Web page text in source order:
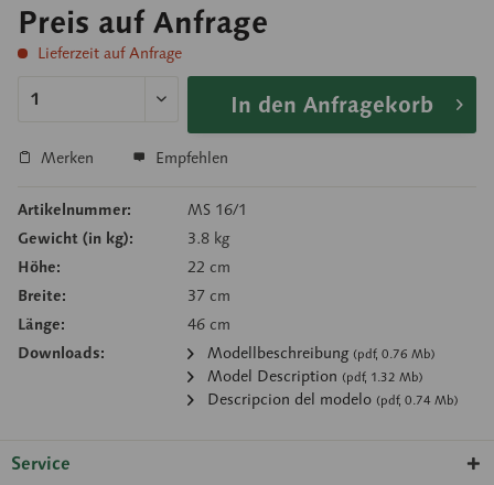
Preis auf Anfrage
Lieferzeit auf Anfrage
In den Anfragekorb
Merken Empfehlen
Artikelnummer:
MS 16/1
Gewicht (in kg):
3.8 kg
Höhe:
22 cm
Breite:
37 cm
Länge:
46 cm
Downloads:
Modellbeschreibung (pdf, 0.76 Mb)
Model Description (pdf, 1.32 Mb)
Descripcion del modelo (pdf, 0.74 Mb)
Service